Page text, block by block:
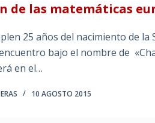
de las matemáticas
25 años del nacimiento de
bajo el nombre de
en el…
10 AGOSTO 2015